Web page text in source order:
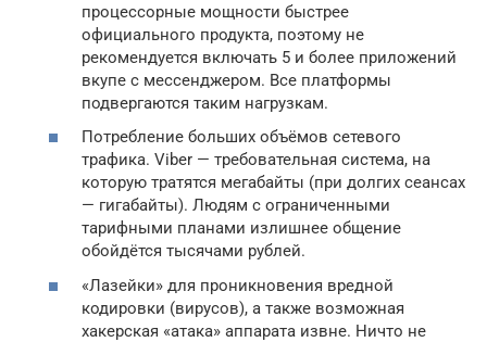
процессорные мощности быстрее
официального продукта, поэтому не
рекомендуется включать 5 и более приложений
вкупе с мессенджером. Все платформы
подвергаются таким нагрузкам.
Потребление больших объёмов сетевого
трафика. Viber — требовательная система, на
которую тратятся мегабайты (при долгих сеансах
— гигабайты). Людям с ограниченными
тарифными планами излишнее общение
обойдётся тысячами рублей.
«Лазейки» для проникновения вредной
кодировки (вирусов), а также возможная
хакерская «атака» аппарата извне. Ничто не